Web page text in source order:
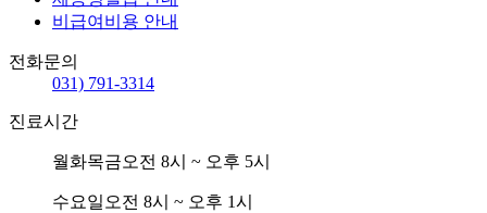
비급여비용 안내
전화문의
031) 791-3314
진료시간
월화목금오전 8시 ~ 오후 5시
수요일 오전 8시 ~ 오후 1시